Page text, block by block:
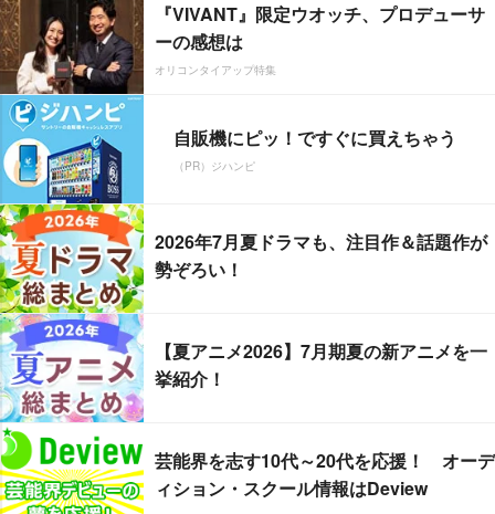
『VIVANT』限定ウオッチ、プロデューサ
ーの感想は
オリコンタイアップ特集
自販機にピッ！ですぐに買えちゃう
（PR）ジハンピ
2026年7月夏ドラマも、注目作＆話題作が
勢ぞろい！
【夏アニメ2026】7月期夏の新アニメを一
挙紹介！
芸能界を志す10代～20代を応援！ オーデ
ィション・スクール情報はDeview